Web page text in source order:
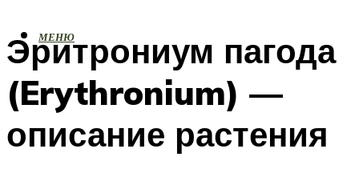
МЕНЮ
Эритрониум пагода
(Erythronium) —
описание растения